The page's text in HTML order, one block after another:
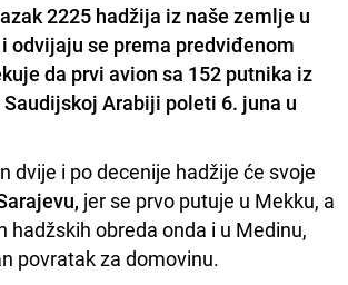
2225 hadžija iz naše zemlje u
odvijaju se prema predviđenom
da prvi avion sa 152 putnika iz
Arabiji poleti 6. juna u
dvije i po decenije hadžije će svoje
jer se prvo putuje u Mekku, a
hadžskih obreda onda i u Medinu,
povratak za domovinu.